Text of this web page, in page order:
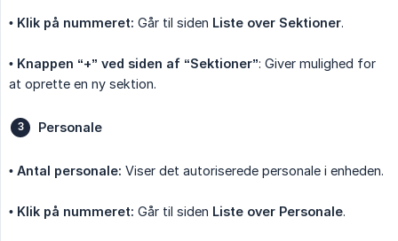
• Klik på nummeret: Går til siden Liste over Sektioner.
• Knappen “+” ved siden af “Sektioner”: Giver mulighed for
at oprette en ny sektion.
Personale
• Antal personale: Viser det autoriserede personale i enheden.
• Klik på nummeret: Går til siden Liste over Personale.